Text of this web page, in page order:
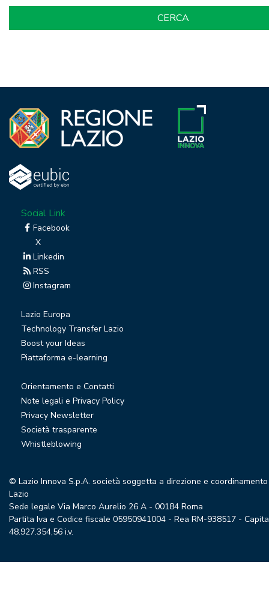
Social Link
Facebook
X
Linkedin
RSS
Instagram
Lazio Europa
Technology Transfer Lazio
Boost your Ideas
Piattaforma e-learning
Orientamento e Contatti
Note legali e Privacy Policy
Privacy Newsletter
Società trasparente
Whistleblowing
© Lazio Innova S.p.A. società soggetta a direzione e
Lazio
Sede legale Via Marco Aurelio 26 A - 00184 Roma
Partita Iva e Codice fiscale 05950941004 - Rea RM-938517 -
48.927.354,56 i.v.